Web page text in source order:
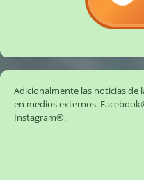
Adicionalmente las noticias de
en medios externos:
Instagram®.